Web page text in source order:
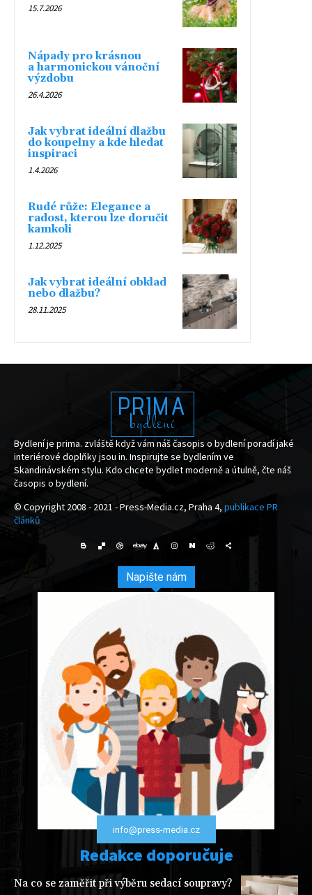
15.7.2026
Nápady pro krásnou
a harmonickou vánoční
výzdobu
26.4.2026
Jak vybrat ideální dlažbu
do koupelny a kde hledat
inspiraci
1.4.2026
Rudé růže: Elegance a
radost, kterou lze doručit
kamkoli
1.12.2025
Jak vybrat ideální obklad
nebo dlažbu?
28.11.2025
PRIMA
bydlení
Bydlení je prima. zvláště když vám náš časopis o bydlení poradí jaké
interiérové doplňky jsou in. Inspirujte se bydlením ve
Skandinávském stylu. Kdo chcete bydlet moderně a útulně, čte náš
časopis o bydlení.
© Copyright 2008 - 2021 - Press-Media.cz, Praha 4, publikace PR
článků
Napište nám
info@press-media.cz
Redakce doporučuje
Na co se zaměřit při výběru sedací soupravy?